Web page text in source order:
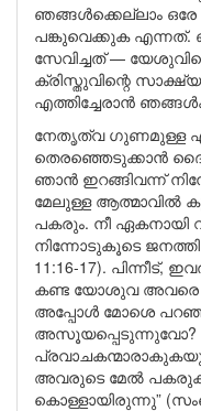
ഞങ്ങൾക്കെല്ലാം
പങ്കുവെക്കുക എന്നത്.
സേവിച്ചത് —
ക്രിസ്തുവിന്റെ
എത്തിച്ചേരാൻ
നേതൃത്വ ഗുണമുള്ള
തെരഞ്ഞെടുക്കാൻ
ഞാൻ ഇറങ്ങിവന്ന്
മേലുള്ള ആത്മാവിൽ
പകരും. നീ ഏകനായി
നിന്നോടുകൂടെ
11:16-17). പിന്നീട്,
കണ്ട യോശുവ അവരെ
അപ്പോൾ മോശെ
അസൂയപ്പെടുന്നുവോ?
അവരുടെ മേൽ
കൊള്ളായിരുന്നു”